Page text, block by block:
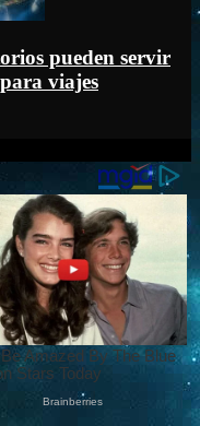
pueden servir
viajes